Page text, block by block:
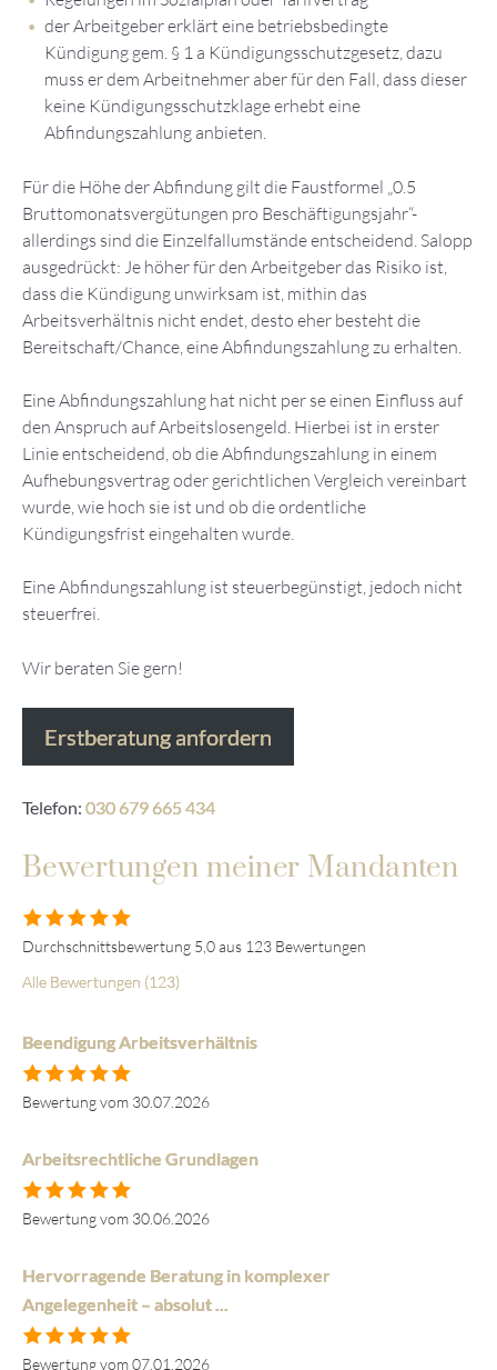
der Arbeitgeber erklärt eine betriebsbedingte
Kündigung gem. § 1 a Kündigungsschutzgesetz, dazu
muss er dem Arbeitnehmer aber für den Fall, dass dieser
keine Kündigungsschutzklage erhebt eine
Abfindungszahlung anbieten.
Für die Höhe der Abfindung gilt die Faustformel „0.5
Bruttomonatsvergütungen pro Beschäftigungsjahr“-
allerdings sind die Einzelfallumstände entscheidend. Salopp
ausgedrückt: Je höher für den Arbeitgeber das Risiko ist,
dass die Kündigung unwirksam ist, mithin das
Arbeitsverhältnis nicht endet, desto eher besteht die
Bereitschaft/Chance, eine Abfindungszahlung zu erhalten.
Eine Abfindungszahlung hat nicht per se einen Einfluss auf
den Anspruch auf Arbeitslosengeld. Hierbei ist in erster
Linie entscheidend, ob die Abfindungszahlung in einem
Aufhebungsvertrag oder gerichtlichen Vergleich vereinbart
wurde, wie hoch sie ist und ob die ordentliche
Kündigungsfrist eingehalten wurde.
Eine Abfindungszahlung ist steuerbegünstigt, jedoch nicht
steuerfrei.
Wir beraten Sie gern!
Erstberatung anfordern
Telefon: 030 679 665 434
Bewertungen meiner Mandanten
Durchschnittsbewertung 5,0 aus 123 Bewertungen
Alle Bewertungen (123)
Beendigung Arbeitsverhältnis
Bewertung vom 30.07.2026
Arbeitsrechtliche Grundlagen
Bewertung vom 30.06.2026
Hervorragende Beratung in komplexer
Angelegenheit – absolut ...
Bewertung vom 07.01.2026